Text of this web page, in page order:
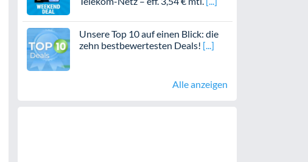
Unsere Top 10 auf einen Blick: die
zehn bestbewertesten Deals!
Alle anzeigen